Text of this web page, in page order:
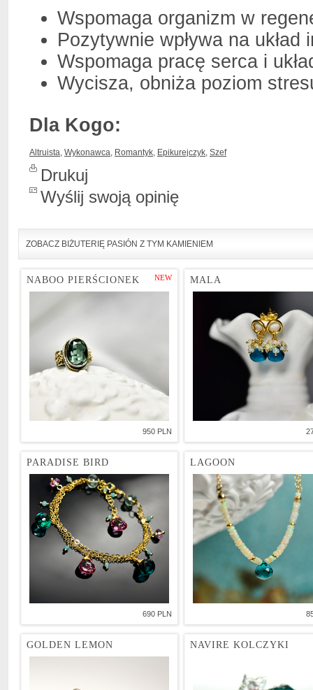
Wspomaga organizm w
Pozytywnie wpływa na
Wspomaga pracę serca i
Wycisza, obniża poziom
Dla Kogo:
Altruista, Wykonawca, Romantyk, Epikurejczyk, Szef
Drukuj
Wyślij swoją opinię
ZOBACZ BIŻUTERIĘ PASIÓN Z TYM KAMIENIEM
NABOO PIERŚCIONEK NEW
950 PLN
MALA
PARADISE BIRD
690 PLN
LAGOON
GOLDEN LEMON NAVIRE KOLCZYKI